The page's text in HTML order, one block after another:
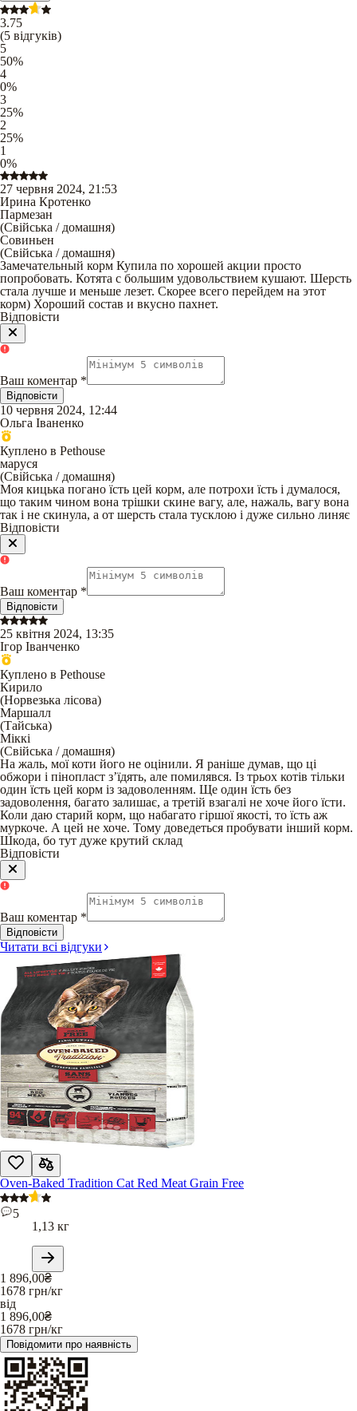
3.75
(5 відгуків)
5
50%
4
0%
3
25%
2
25%
1
0%
27 червня 2024, 21:53
Ирина Кротенко
Пармезан
(Свійська / домашня)
Совиньен
(Свійська / домашня)
Замечательный корм Купила по хорошей акции просто
попробовать. Котята с большим удовольствием кушают. Шерсть
стала лучше и меньше лезет. Скорее всего перейдем на этот
корм) Хороший состав и вкусно пахнет.
Відповісти
Ваш коментар *
Відповісти
10 червня 2024, 12:44
Ольга Іваненко
Куплено в Pethouse
маруся
(Свійська / домашня)
Моя кицька погано їсть цей корм, але потрохи їсть і думалося,
що таким чином вона трішки скине вагу, але, нажаль, вагу вона
так і не скинула, а от шерсть стала тусклою і дуже сильно линяє
Відповісти
Ваш коментар *
Відповісти
25 квітня 2024, 13:35
Ігор Іванченко
Куплено в Pethouse
Кирило
(Норвезька лісова)
Маршалл
(Тайська)
Міккі
(Свійська / домашня)
На жаль, мої коти його не оцінили. Я раніше думав, що ці
обжори і пінопласт зʼїдять, але помилявся. Із трьох котів тільки
один їсть цей корм із задоволенням. Ще один їсть без
задоволення, багато залишає, а третій взагалі не хоче його їсти.
Коли даю старий корм, що набагато гіршої якості, то їсть аж
муркоче. А цей не хоче. Тому доведеться пробувати інший корм.
Шкода, бо тут дуже крутий склад
Відповісти
Ваш коментар *
Відповісти
Читати всі відгуки
Oven-Baked Tradition Cat Red Meat Grain Free
5
1,13 кг
1 896,00₴
1678 грн/кг
від
1 896,00₴
1678 грн/кг
Повідомити про наявність